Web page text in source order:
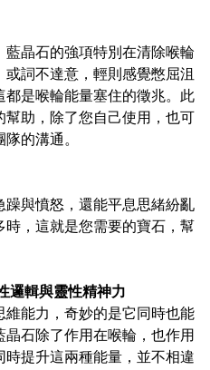
晶石的強項特別在清除喉輪
詞不達意，輕則感覺憋屈沮
是喉輪能量塞住的徵兆。此
助，除了您自己使用，也可
的溝通。
與憤怒，還能平息思緒紛亂
，這就是您需要的寶石，幫
邏輯與靈性精神力
能力，奇妙的是它同時也能
石除了作用在喉輪，也作用
提升這兩種能量，並不相違